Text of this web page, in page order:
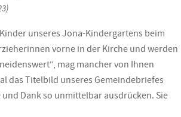
unseres Jona-Kindergartens beim
vorne in der Kirche und werden
mag mancher von Ihnen
das Titelbild unseres Gemeindebriefes
Dank so unmittelbar ausdrücken. Sie